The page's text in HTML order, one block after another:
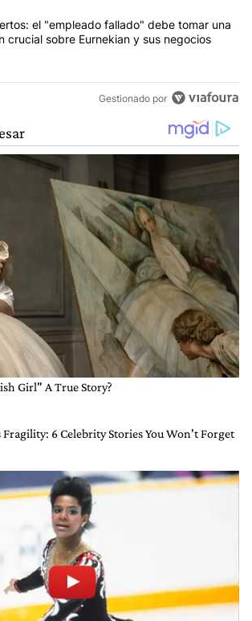
con el título "Aeropuertos: el
el "empleado fallado" debe tomar una
crucial sobre Eurnekian y sus negocios
Gestionado por